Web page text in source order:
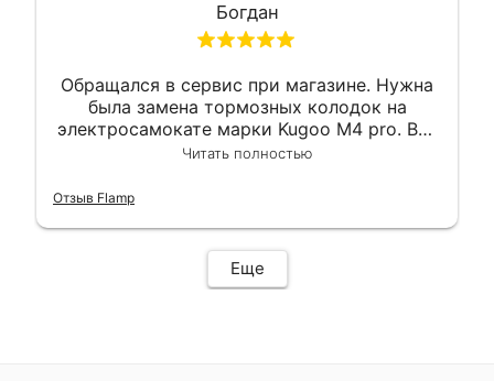
Богдан
Обращался в сервис при магазине. Нужна
была замена тормозных колодок на
электросамокате марки Kugoo M4 pro. Всё
сделали в лучшем виде и в максимально
гарантии, поэтому и обратился в этот
Читать полностью
Отзыв Flamp
Еще